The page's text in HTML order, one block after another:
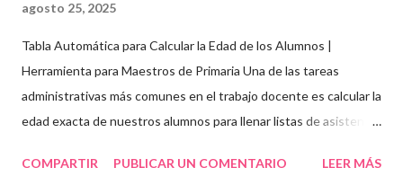
agosto 25, 2025
Tabla Automática para Calcular la Edad de los Alumnos |
Herramienta para Maestros de Primaria Una de las tareas
administrativas más comunes en el trabajo docente es calcular la
edad exacta de nuestros alumnos para llenar listas de asistencia
ayudarte con esta tarea, te compartimos una tabla automática
COMPARTIR PUBLICAR UN COMENTARIO LEER MÁS